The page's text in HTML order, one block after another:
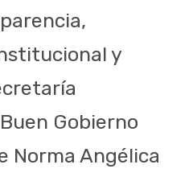
y
Gobierno
Norma Angélica